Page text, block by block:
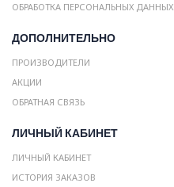
ОБРАБОТКА ПЕРСОНАЛЬНЫХ ДАННЫХ
ДОПОЛНИТЕЛЬНО
ПРОИЗВОДИТЕЛИ
АКЦИИ
ОБРАТНАЯ СВЯЗЬ
ЛИЧНЫЙ КАБИНЕТ
ЛИЧНЫЙ КАБИНЕТ
ИСТОРИЯ ЗАКАЗОВ